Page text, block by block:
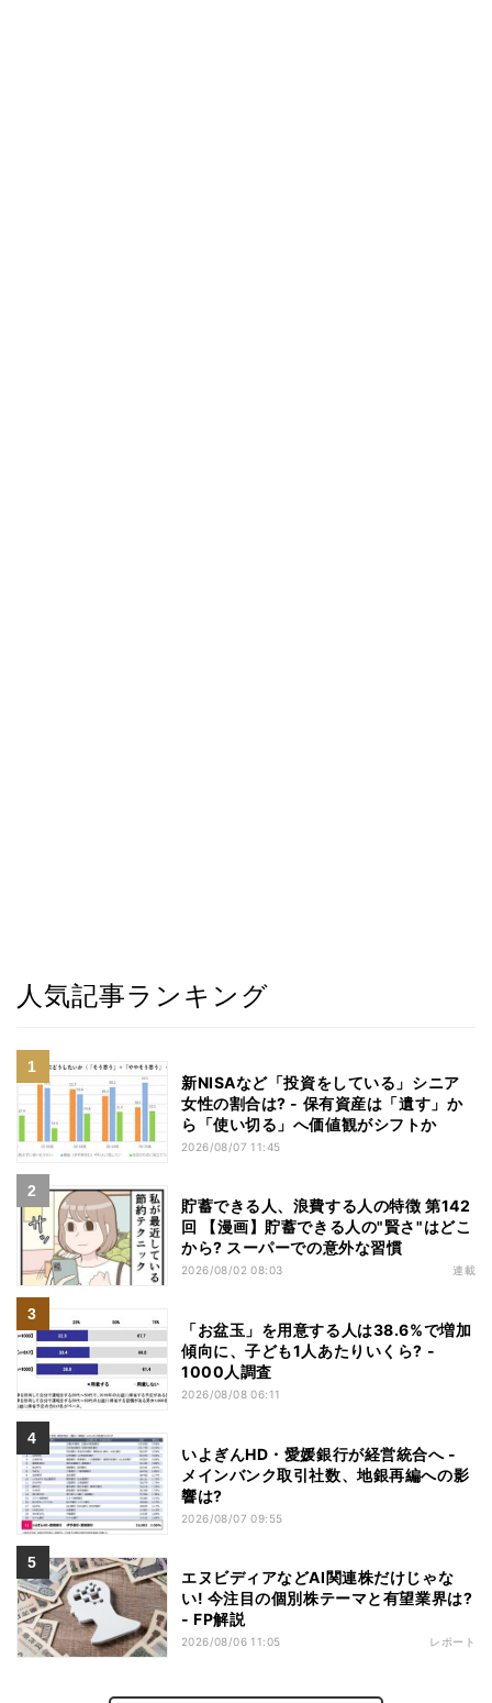
人気記事ランキング
新NISAなど「投資をしている」シニア
女性の割合は? - 保有資産は「遺す」か
ら「使い切る」へ価値観がシフトか
2026/08/07 11:45
貯蓄できる人、浪費する人の特徴 第142
回 【漫画】貯蓄できる人の"賢さ"はどこ
から? スーパーでの意外な習慣
2026/08/02 08:03 連載
「お盆玉」を用意する人は38.6%で増加
傾向に、子ども1人あたりいくら? -
1000人調査
2026/08/08 06:11
いよぎんHD・愛媛銀行が経営統合へ -
メインバンク取引社数、地銀再編への影
響は?
2026/08/07 09:55
エヌビディアなどAI関連株だけじゃな
い! 今注目の個別株テーマと有望業界は?
- FP解説
2026/08/06 11:05 レポート